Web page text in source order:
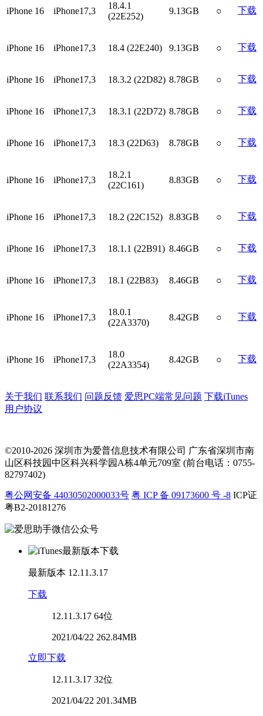
iPhone 16 iPhone17,3
18.4.1
(22E252)
9.13GB ○ 下载
iPhone 16 iPhone17,3 18.4 (22E240) 9.13GB ○ 下载
iPhone 16 iPhone17,3 18.3.2 (22D82) 8.78GB ○ 下载
iPhone 16 iPhone17,3 18.3.1 (22D72) 8.78GB ○ 下载
iPhone 16 iPhone17,3 18.3 (22D63) 8.78GB ○ 下载
iPhone 16 iPhone17,3
18.2.1
(22C161)
8.83GB ○ 下载
iPhone 16 iPhone17,3 18.2 (22C152) 8.83GB ○ 下载
iPhone 16 iPhone17,3 18.1.1 (22B91) 8.46GB ○ 下载
iPhone 16 iPhone17,3 18.1 (22B83) 8.46GB ○ 下载
iPhone 16 iPhone17,3
18.0.1
(22A3370)
8.42GB ○ 下载
iPhone 16 iPhone17,3
18.0
(22A3354)
8.42GB ○ 下载
关于我们 联系我们 问题反馈 爱思PC端常见问题 下载iTunes
用户协议
©2010-2026 深圳市为爱普信息技术有限公司 广东省深圳市南
山区科技园中区科兴科学园A栋4单元709室 (前台电话：0755-
82797402)
粤公网安备 44030502000033号 粤 ICP 备 09173600 号 -8 ICP证
粤B2-20181276
最新版本 12.11.3.17
下载
12.11.3.17 64位
2021/04/22 262.84MB
立即下载
12.11.3.17 32位
2021/04/22 201.34MB